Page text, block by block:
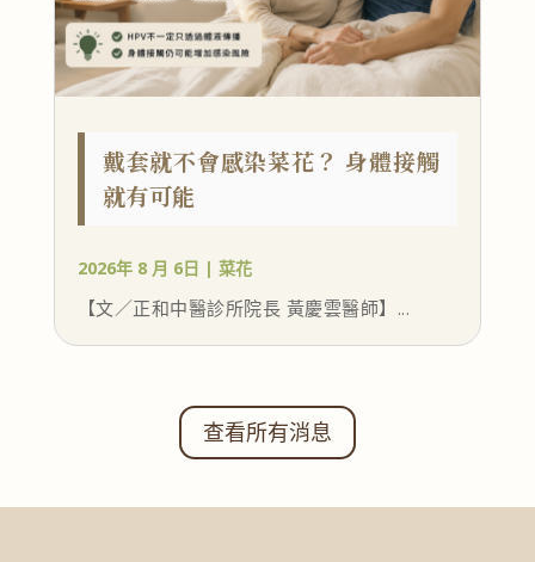
戴套就不會感染菜花？ 身體接觸
就有可能
2026年 8 月 6日 | 菜花
【文／正和中醫診所院長 黃慶雲醫師】...
查看所有消息